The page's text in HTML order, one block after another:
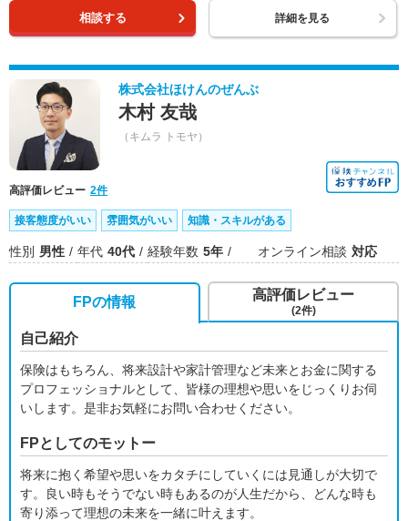
相談する 詳細を見る
株式会社ほけんのぜんぶ
木村 友哉
（キムラ トモヤ）
高評価レビュー 2件
接客態度がいい 雰囲気がいい 知識・スキルがある
性別 男性 年代 40代 経験年数 5年 オンライン相談 対応
FPの情報
自己紹介
保険はもちろん、将来設計や家計管理など未来とお金に関する
プロフェッショナルとして、皆様の理想や思いをじっくりお伺
いします。是非お気軽にお問い合わせください。
FPとしてのモットー
将来に抱く希望や思いをカタチにしていくには見通しが大切で
す。良い時もそうでない時もあるのが人生だから、どんな時も
寄り添って理想の未来を一緒に叶えます。
高評価レビュー
(2件)